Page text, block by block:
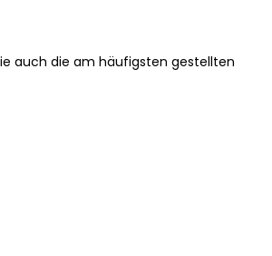
auch die am häufigsten gestellten